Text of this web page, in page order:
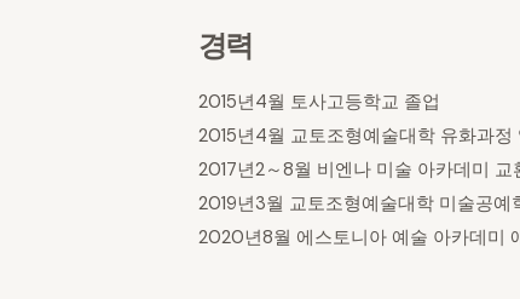
경력
2015년4월 토사고등학교 졸업
2015년4월 교토조형예술대학 유화과정
2017년2～8월 비엔나 미술 아카데미 교
2019년3월 교토조형예술대학 미술공예
2020년8월 에스토니아 예술 아카데미